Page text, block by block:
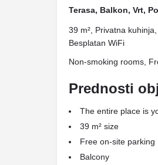
Terasa, Balkon, Vrt,
39 m², Privatna
Besplatan WiFi
Non-smoking rooms,
Prednosti
The entire place is
39 m² size
Free on-site parking
Balcony